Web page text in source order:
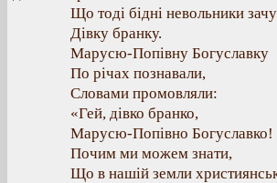
Що тоді бідні невольники
Дівку бранку.
Марусю-Попівну Богуславку
По річах познавали,
Словами промовляли:
«Гей, дівко бранко,
Марусю-Попівно Богуславко!
Почим ми можем знати,
Що в нашій земли